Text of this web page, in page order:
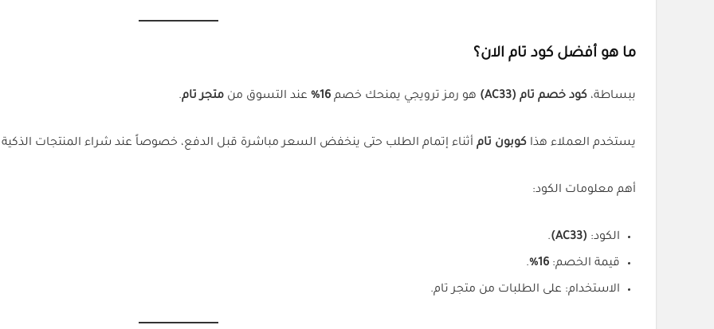
ما هو أفضل كود تام الان؟
ببساطة، كود خصم تام (AC33) هو رمز ترويجي يمنحك خصم 16% عند التسوق من متجر تام.
يستخدم العملاء هذا كوبون تام أثناء إتمام الطلب حتى ينخفض السعر مباشرة قبل الدفع، خصوصاً عند شراء المنتجات الذكية
أهم معلومات الكود:
الكود: (AC33)
.
قيمة الخصم: 16%
.
الاستخدام: على الطلبات من متجر تام.